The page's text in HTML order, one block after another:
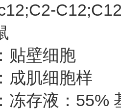
贴壁细胞
成肌细胞样
冻存液：55%